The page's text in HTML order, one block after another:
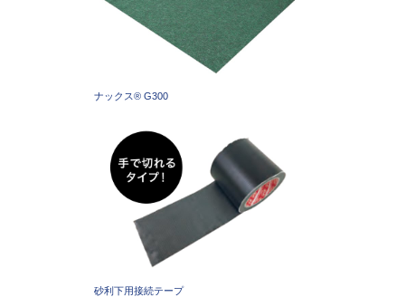
ナックス®︎ G300
砂利下用接続テープ